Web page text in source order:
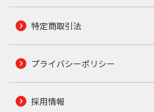
特定商取引法
プライバシーポリシー
採用情報